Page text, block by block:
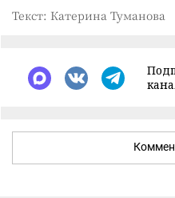
Текст: Катерина Туманова